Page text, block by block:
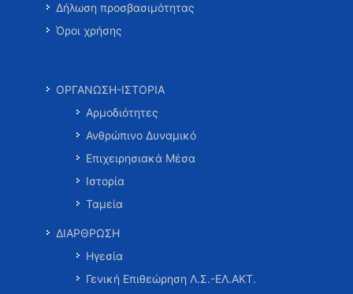
Δήλωση προσβασιμότητας
Όροι χρήσης
ΟΡΓΑΝΩΣΗ-ΙΣΤΟΡΙΑ
Αρμοδιότητες
Ανθρώπινο Δυναμικό
Επιχειρησιακά Μέσα
Ιστορία
Ταμεία
ΔΙΑΡΘΡΩΣΗ
Ηγεσία
Γενική Επιθεώρηση Λ.Σ.-ΕΛ.ΑΚΤ.